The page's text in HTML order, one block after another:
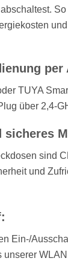
per
TUYA
über 2,4-
sicheres
sind
und
Ein-/